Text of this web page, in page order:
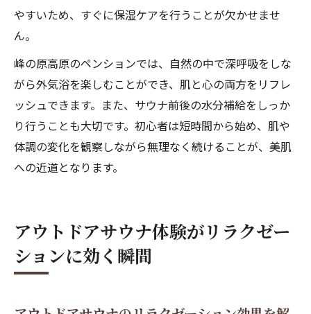
やすいため、すぐに保湿ケアを行うことが欠かせませ
ん。
峰の原高原のペンションでは、自然の中で深呼吸をしな
がら外気浴を楽しむことができ、肌と心の両方をリフレ
ッシュできます。また、サウナ前後の水分補給をしっか
り行うことも大切です。初心者は短時間から始め、肌や
体調の変化を観察しながら無理なく続けることが、美肌
への近道となります。
アウトドアサウナ体験がリラクゼー
ションに効く瞬間